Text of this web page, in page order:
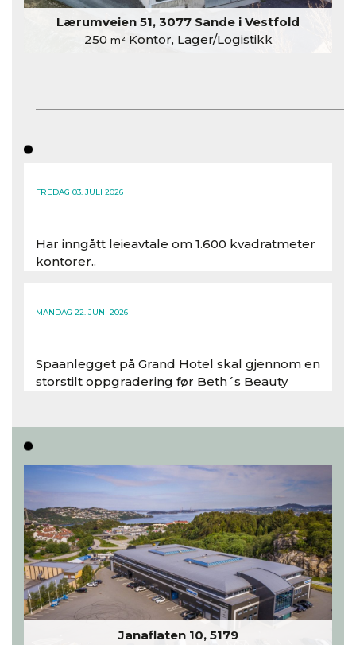
Lærumveien 51, 3077 Sande i Vestfold
250 m²Kontor, Lager/Logistikk
FREDAG 03. JULI 2026
Har inngått leieavtale om 1.600 kvadratmeter
kontorer..
MANDAG 22. JUNI 2026
Spaanlegget på Grand Hotel skal gjennom en
storstilt oppgradering før Beth´s Beauty
Les hele artikkelen
Janaflaten 10, 5179